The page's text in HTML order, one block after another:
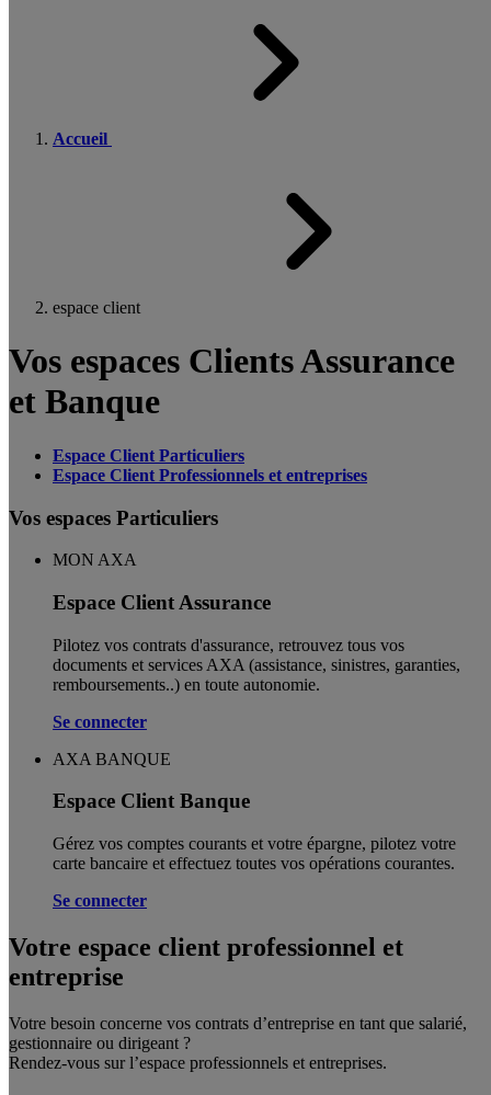
Accueil
espace client
Vos espaces Clients Assurance
et Banque
Espace Client Particuliers
Espace Client Professionnels et entreprises
Vos espaces Particuliers
MON AXA
Espace Client Assurance
Pilotez vos contrats d'assurance, retrouvez tous vos
documents et services AXA (assistance, sinistres, garanties,
remboursements..) en toute autonomie. ​
Se connecter
AXA BANQUE
Espace Client Banque
Gérez vos comptes courants et votre épargne, pilotez votre
carte bancaire et effectuez toutes vos opérations courantes.
Se connecter
Votre espace client professionnel et
entreprise
Votre besoin concerne vos contrats d’entreprise en tant que salarié,
gestionnaire ou dirigeant ?
Rendez-vous sur l’espace professionnels et entreprises.